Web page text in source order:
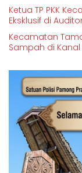
Ketua TP PKK
Eksklusif di
Kecamatan
Sampah di Kanal